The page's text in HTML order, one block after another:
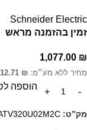
Schneider Electric
זמין בהזמנה מראש
1,077.00 ₪
מחיר ללא מע״מ: ₪
הוספה
מק”ט: